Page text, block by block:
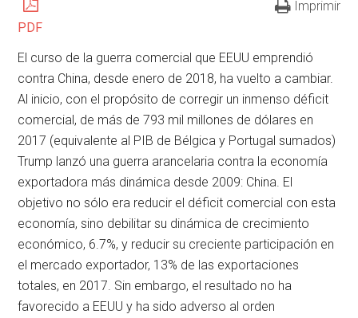
PDF
Imprimir
El curso de la guerra comercial que EEUU emprendió
contra China, desde enero de 2018, ha vuelto a cambiar.
Al inicio, con el propósito de corregir un inmenso déficit
comercial, de más de 793 mil millones de dólares en
2017 (equivalente al PIB de Bélgica y Portugal sumados)
Trump lanzó una guerra arancelaria contra la economía
exportadora más dinámica desde 2009: China. El
objetivo no sólo era reducir el déficit comercial con esta
economía, sino debilitar su dinámica de crecimiento
económico, 6.7%, y reducir su creciente participación en
el mercado exportador, 13% de las exportaciones
totales, en 2017. Sin embargo, el resultado no ha
favorecido a EEUU y ha sido adverso al orden